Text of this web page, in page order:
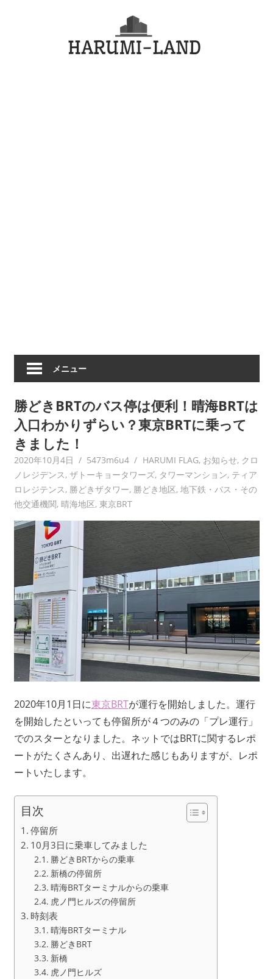
メニュー
勝どきBRTのバス停は便利！晴海BRTは
入口わかりずらい？東京BRTに乗って
きました！
2020年10月4日 5473m6u4 HARUMI FLAG, お知らせ, クロ
ノレジデンス, ザトーキョータワーズ, タワーマンション, ティア
ロレジテンス, 勝どきザタワー, 勝どき地区, 地下鉄・バス・その
他交通機関, 晴海地区, 東京BRT
2020年10月1日に東京BRTが運行を開始しました。運行
を開始したといっても停留所が４つのみの「プレ運行」
でのスターとなりました。ネットではBRTに関するレポ
ートがたくさんあり、出遅れた感じもありますが、レポ
ートいたします。
目次
停留所
10月3日に乗車してみました
勝どきBRTからの乗車
新橋の停留所
晴海BRTターミナルからの乗車
虎ノ門ヒルズの停留所
時刻表
晴海BRTターミナル
勝どきBRT
新橋
虎ノ門ヒルズ